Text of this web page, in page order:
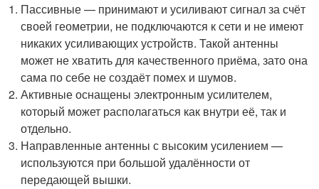
Пассивные — принимают и усиливают сигнал за счёт
своей геометрии, не подключаются к сети и не имеют
никаких усиливающих устройств. Такой антенны
может не хватить для качественного приёма, зато она
сама по себе не создаёт помех и шумов.
Активные оснащены электронным усилителем,
который может располагаться как внутри её, так и
отдельно.
Направленные антенны с высоким усилением —
используются при большой удалённости от
передающей вышки.